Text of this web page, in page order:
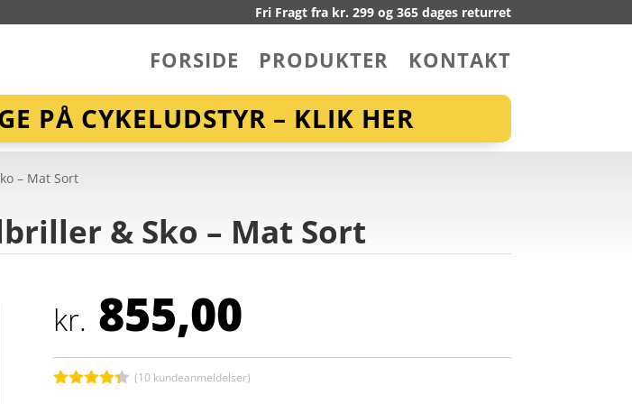
Fri Fragt fra kr. 299 og 365 dages returret
FORSIDE PRODUKTER KONTAKT
PÅ CYKELUDSTYR – KLIK HER
– Mat Sort
& Sko – Mat Sort
kr. 855,00
(10 kundeanmeldelser)